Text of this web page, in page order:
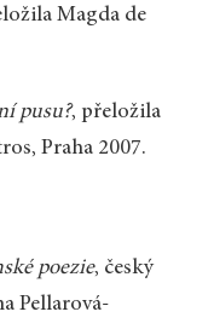
Magda de
pusu?, přeložila
Praha 2007.
poezie, český
Pellarová-